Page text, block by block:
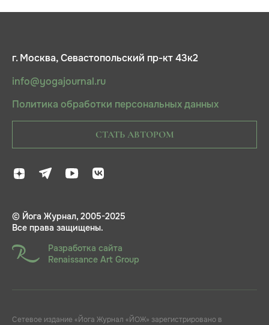
г. Москва, Севастопольский пр-кт 43к2
info@yogajournal.ru
Политика обработки персональных данных
СТАТЬ АВТОРОМ
© Йога Журнал, 2005-2025
Все права защищены.
Разработка сайта
Renaissance Art Group
Сетевое издание «Йога Журнал «ЙОЖ» зарегистрировано в